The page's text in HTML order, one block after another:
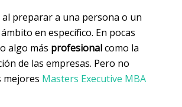
preparar a una persona o un
en específico. En pocas
algo más profesionalcomo la
de las empresas. Pero no
mejores Masters Executive MBA